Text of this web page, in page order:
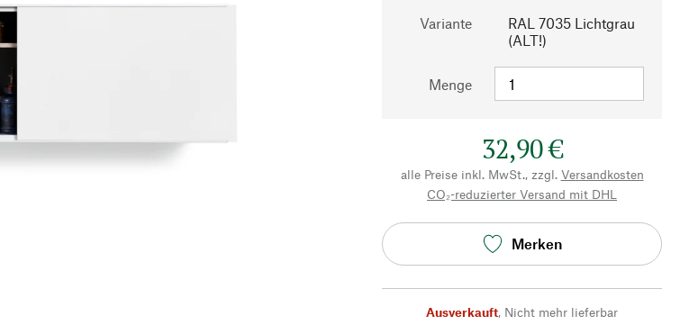
Variante
RAL 7035 Lichtgrau
(ALT!)
Menge
32,90 €
alle Preise inkl. MwSt., zzgl. Versandkosten
CO₂-reduzierter Versand mit DHL
Merken
Ausverkauft, Nicht mehr lieferbar